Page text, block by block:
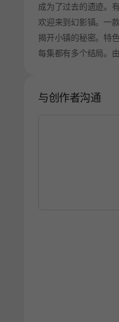
成为了过去的遗迹。
欢迎来到幻影镇。一
揭开小镇的秘密。特
每集都有多个结局。
与创作者沟通